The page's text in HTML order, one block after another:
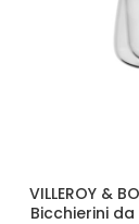
VILLEROY &
Bicchierini